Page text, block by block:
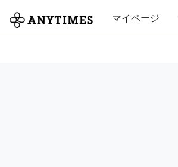
マイページ
全て 修理・組立